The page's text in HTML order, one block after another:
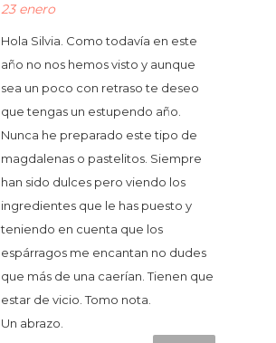
23 enero
Hola Silvia. Como todavía en este
año no nos hemos visto y aunque
sea un poco con retraso te deseo
que tengas un estupendo año.
Nunca he preparado este tipo de
magdalenas o pastelitos. Siempre
han sido dulces pero viendo los
ingredientes que le has puesto y
teniendo en cuenta que los
espárragos me encantan no dudes
que más de una caerían. Tienen que
estar de vicio. Tomo nota.
Un abrazo.